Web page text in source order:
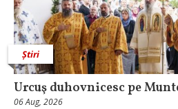
Știri
Urcuş duhovnicesc pe
06 Aug, 2026